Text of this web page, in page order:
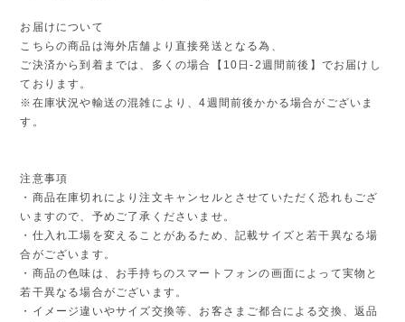
お届けについて
こちらの商品は海外店舗より直接発送となる為、
ご決済から到着までは、多くの場合【10日-2週間前後】でお届けし
ております。
※在庫状況や輸送の混雑により、4週間前後かかる場合がございま
す。
注意事項
・商品在庫切れにより注文キャンセルとさせていただく恐れもござ
いますので、予めご了承くださいませ。
・仕入れ工場を変えることがあるため、記載サイズと若干異なる場
合がございます。
・商品の色味は、お手持ちのスマートフォンの画面によって実物と
若干異なる場合がございます。
・イメージ違いやサイズ交換等、お客さまご都合による交換、返品